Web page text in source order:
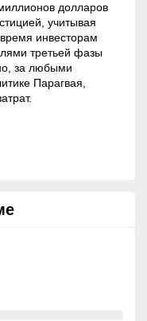
долларов
учитывая
инвесторам
третьей фазы
за любыми
Парагвая,